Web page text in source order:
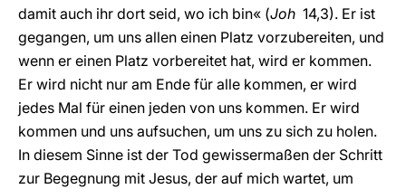
damit auch ihr dort seid, wo ich bin« (Joh 14,3). Er ist
gegangen, um uns allen einen Platz vorzubereiten, und
wenn er einen Platz vorbereitet hat, wird er kommen.
Er wird nicht nur am Ende für alle kommen, er wird
jedes Mal für einen jeden von uns kommen. Er wird
kommen und uns aufsuchen, um uns zu sich zu holen.
In diesem Sinne ist der Tod gewissermaßen der Schritt
zur Begegnung mit Jesus, der auf mich wartet, um